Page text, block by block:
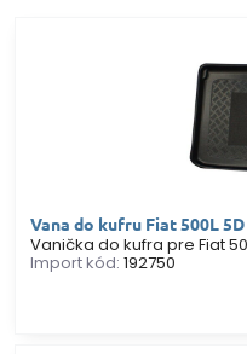
Vana do kufru Fiat 500L 5D
Vanička do kufra pre Fiat
Import kód: 192750